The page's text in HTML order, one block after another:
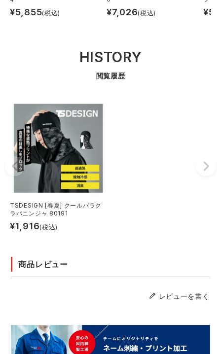
¥5,855(税込) ¥7,026(税込) ¥
HISTORY
閲覧履歴
TSDESIGN [春夏] クールバラク
ラバニンジャ 80191
¥1,916(税込)
商品レビュー
レビューを書く